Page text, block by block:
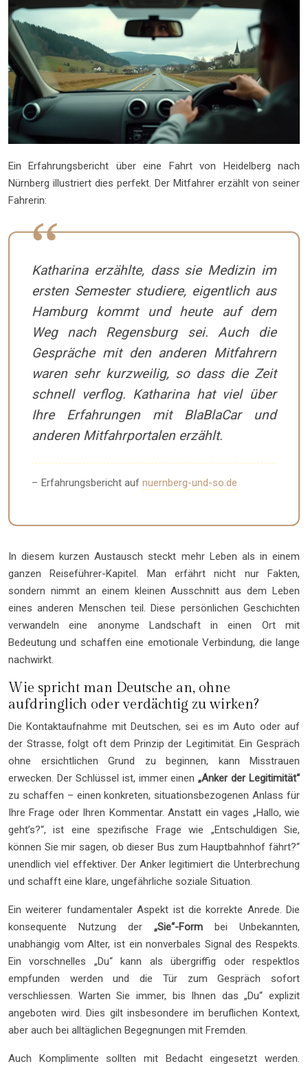
Ein Erfahrungsbericht über eine Fahrt von Heidelberg nach
Nürnberg illustriert dies perfekt. Der Mitfahrer erzählt von seiner
Fahrerin:
Katharina erzählte, dass sie Medizin im
ersten Semester studiere, eigentlich aus
Hamburg kommt und heute auf dem
Weg nach Regensburg sei. Auch die
Gespräche mit den anderen Mitfahrern
waren sehr kurzweilig, so dass die Zeit
schnell verflog. Katharina hat viel über
Ihre Erfahrungen mit BlaBlaCar und
anderen Mitfahrportalen erzählt.
– Erfahrungsbericht auf nuernberg-und-so.de
In diesem kurzen Austausch steckt mehr Leben als in einem
ganzen Reiseführer-Kapitel. Man erfährt nicht nur Fakten,
sondern nimmt an einem kleinen Ausschnitt aus dem Leben
eines anderen Menschen teil. Diese persönlichen Geschichten
verwandeln eine anonyme Landschaft in einen Ort mit
Bedeutung und schaffen eine emotionale Verbindung, die lange
nachwirkt.
Wie spricht man Deutsche an, ohne
aufdringlich oder verdächtig zu wirken?
Die Kontaktaufnahme mit Deutschen, sei es im Auto oder auf
der Strasse, folgt oft dem Prinzip der Legitimität. Ein Gespräch
ohne ersichtlichen Grund zu beginnen, kann Misstrauen
erwecken. Der Schlüssel ist, immer einen„Anker der Legitimität“
zu schaffen – einen konkreten, situationsbezogenen Anlass für
Ihre Frage oder Ihren Kommentar. Anstatt ein vages „Hallo, wie
geht’s?“, ist eine spezifische Frage wie „Entschuldigen Sie,
können Sie mir sagen, ob dieser Bus zum Hauptbahnhof fährt?“
unendlich viel effektiver. Der Anker legitimiert die Unterbrechung
und schafft eine klare, ungefährliche soziale Situation.
Ein weiterer fundamentaler Aspekt ist die korrekte Anrede. Die
konsequente Nutzung der „Sie“-Form bei Unbekannten,
unabhängig vom Alter, ist ein nonverbales Signal des Respekts.
Ein vorschnelles „Du“ kann als übergriffig oder respektlos
empfunden werden und die Tür zum Gespräch sofort
verschliessen. Warten Sie immer, bis Ihnen das „Du“ explizit
angeboten wird. Dies gilt insbesondere im beruflichen Kontext,
aber auch bei alltäglichen Begegnungen mit Fremden.
Auch Komplimente sollten mit Bedacht eingesetzt werden.